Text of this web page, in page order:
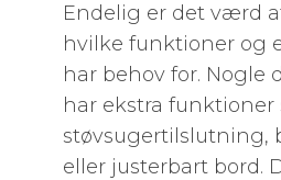
Endelig er det værd
hvilke funktioner og
har behov for. Nogle
har ekstra funktioner
støvsugertilslutning,
eller justerbart bord.